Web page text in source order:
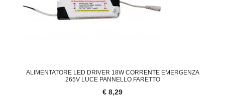
ALIMENTATORE LED DRIVER 18W CORRENTE EMERGENZA
265V LUCE PANNELLO FARETTO
€ 8,29